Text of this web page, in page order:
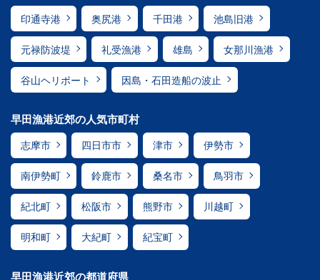
印通寺港 奥尻港 千田港 池島旧港
元禄防波堤 礼受漁港 雄島 女那川漁港
谷山ヘリポート 因島・石田造船の波止
早田漁港近郊の人気市町村
志摩市 四日市市 津市 伊勢市
南伊勢町 鈴鹿市 桑名市 鳥羽市
紀北町 松阪市 熊野市 川越町
明和町 大紀町 紀宝町
早田漁港近郊の都道府県